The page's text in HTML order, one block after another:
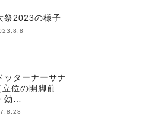
祭2023の様子
ッターナーサナ
位の開脚前
効…